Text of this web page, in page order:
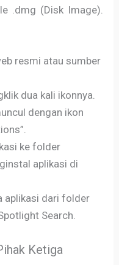
.dmg (Disk Image).
resmi atau sumber
dua kali ikonnya.
dengan ikon
ke folder
aplikasi di
aplikasi dari folder
Search.
Ketiga